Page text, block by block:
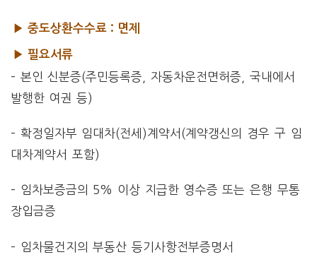
▶ 중도상환수수료 : 면제
▶ 필요서류
– 본인 신분증(주민등록증, 자동차운전면허증, 국내에서
발행한 여권 등)
– 확정일자부 임대차(전세)계약서(계약갱신의 경우 구 임
대차계약서 포함)
– 임차보증금의 5% 이상 지급한 영수증 또는 은행 무통
장입금증
– 임차물건지의 부동산 등기사항전부증명서